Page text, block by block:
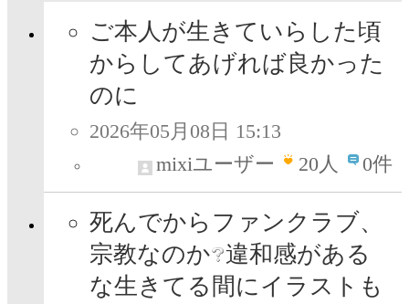
ご本人が生きていらした頃
からしてあげれば良かった
のに
2026年05月08日 15:13
mixiユーザー
20人 0件
死んでからファンクラブ、
宗教なのか
違和感がある
な生きてる間にイラストも